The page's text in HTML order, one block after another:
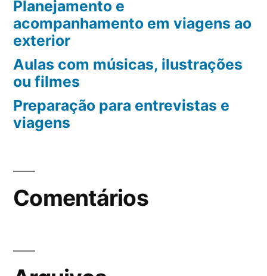
Planejamento e
acompanhamento em viagens ao
exterior
Aulas com músicas, ilustrações
ou filmes
Preparação para entrevistas e
viagens
Comentários